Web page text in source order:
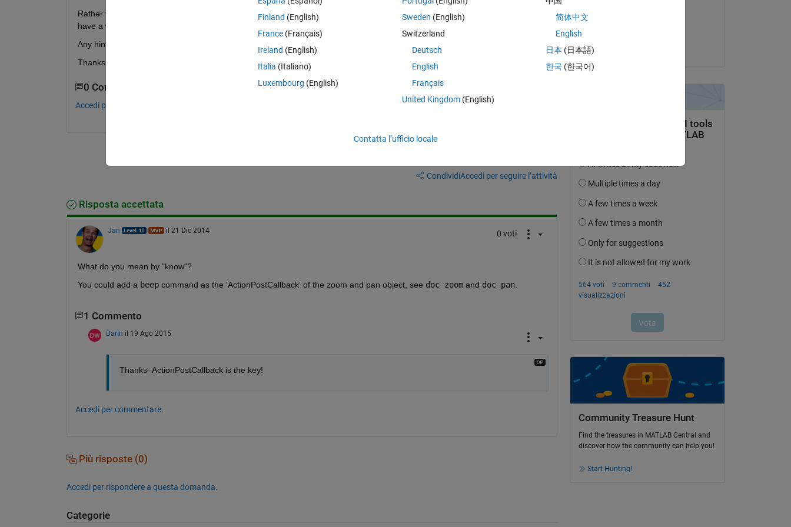
Rather than sitting there waiting, and having to remember the previous state to be sure it has changed, it would be helpful to
have a way to know when the last render has completed.
Any hints?
Thanks
0 Commenti
Accedi per commentare.
CondividiAccedi per seguire l’attività
Risposta accettata
Jan il 21 Dic 2014 0 voti
What do you mean by "know"?
You could add a beep command as the 'ActionPostCallback' of the zoom and pan object, see doc zoom and doc pan.
1 Commento
Darin il 19 Ago 2015
Thanks- ActionPostCallback is the key!
Accedi per commentare.
Più risposte (0)
Accedi per rispondere a questa domanda.
Categorie
Community Treasure Hunt
Find the treasures in MATLAB Central and
discover how the community can help you!
Start Hunting!
Finland (English)
France (Français)
Ireland (English)
Italia (Italiano)
Luxembourg (English)
Sweden (English)
Switzerland
Deutsch
English
Français
United Kingdom(English)
简体中文
English
日本 (日本語)
한국 (한국어)
Contatta l’ufficio locale